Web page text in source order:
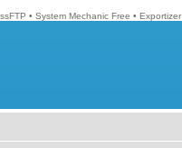
• System Mechanic Free • Exportizer